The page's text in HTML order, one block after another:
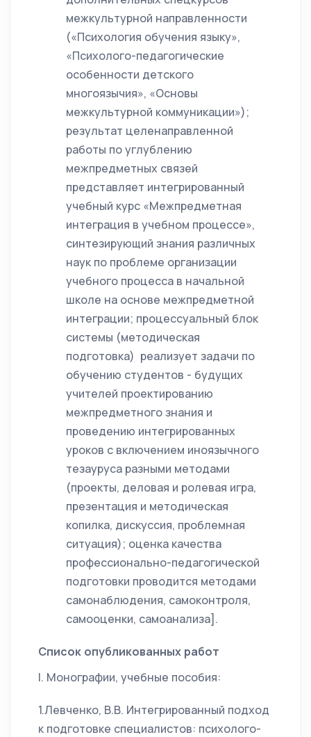
межкультурной направленности
(«Психология обучения языку»,
«Психолого-педагогические
особенности детского
многоязычия», «Основы
межкультурной коммуникации»);
результат целенаправленной
работы по углублению
межпредметных связей
представляет интегрированный
учебный курс «Межпредметная
интеграция в учебном процессе»,
синтезирующий знания различных
наук по проблеме организации
учебного процесса в начальной
школе на основе межпредметной
интеграции; процессуальный блок
системы (методическая
подготовка) реализует задачи по
обучению студентов - будущих
учителей проектированию
межпредметного знания и
проведению интегрированных
уроков с включением иноязычного
тезауруса разными методами
(проекты, деловая и ролевая игра,
презентация и методическая
копилка, дискуссия, проблемная
ситуация); оценка качества
профессионально-педагогической
подготовки проводится методами
самонаблюдения, самоконтроля,
самооценки, самоанализа].
Список опубликованных работ
I. Монографии, учебные пособия:
1.Левченко, В.В. Интегрированный подход
к подготовке специалистов: психолого-